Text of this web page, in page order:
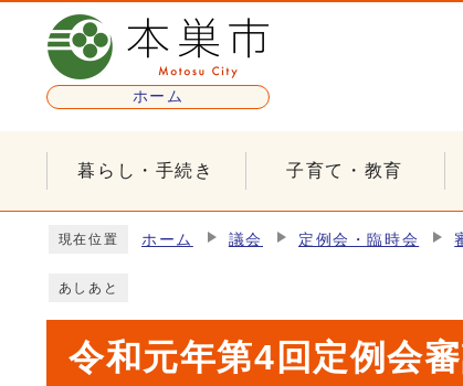
ページの先頭です
ホーム
暮らし・手続き 子育て・教育
現在位置 ホーム 議会 定例会・臨時会
あしあと
令和元年第4回定例会